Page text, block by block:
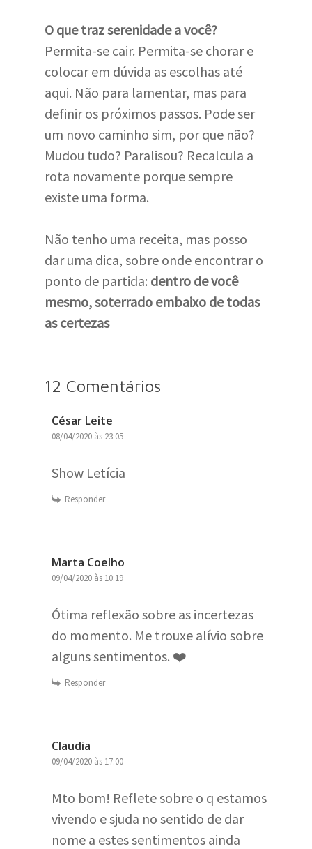
O que traz serenidade a você?
Permita-se cair. Permita-se chorar e
colocar em dúvida as escolhas até
aqui. Não para lamentar, mas para
definir os próximos passos. Pode ser
um novo caminho sim, por que não?
Mudou tudo? Paralisou? Recalcula a
rota novamente porque sempre
existe uma forma.
Não tenho uma receita, mas posso
dar uma dica, sobre onde encontrar o
ponto de partida: dentro de você
mesmo, soterrado embaixo de todas
as certezas
12 Comentários
César Leite
08/04/2020 às 23:05
Show Letícia
Responder
Marta Coelho
09/04/2020 às 10:19
Ótima reflexão sobre as incertezas
do momento. Me trouxe alívio sobre
alguns sentimentos. ❤️
Responder
Claudia
09/04/2020 às 17:00
Mto bom! Reflete sobre o q estamos
vivendo e sjuda no sentido de dar
nome a estes sentimentos ainda